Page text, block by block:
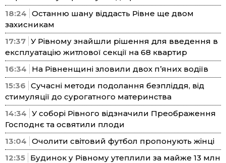
18:24 Останню шану віддасть Рівне ще двом
захисникам
17:37 У Рівному знайшли рішення для введення в
експлуатацію житлової секції на 68 квартир
16:34
На Рівненщині зловили двох п’яних водіїв
15:36 Сучасні методи подолання безпліддя, від
стимуляції до сурогатного материнства
14:34 У соборі Рівного відзначили Преображення
Господнє та освятили плоди
13:04 Очолити світовий футбол пропонують жінці
12:35 Будинок у Рівному утеплили за майже 13 млн